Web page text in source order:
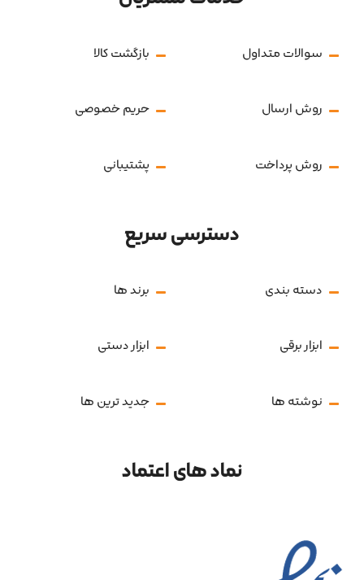
سوالات متداول بازگشت کالا
روش ارسال حریم خصوصی
روش پرداخت پشتیبانی
دسترسی سریع
دسته بندی برند ها
ابزار برقی ابزار دستی
نوشته ها جدید ترین ها
نماد های اعتماد